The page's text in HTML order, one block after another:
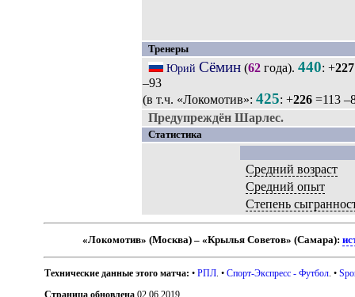
Тренеры
Юрий Сёмин(62года). 440: +227
–93
(в т.ч. «Локомотив»: 425: +226 =113
Предупреждён Шарлес.
Статистика
Средний возраст
Средний опыт
Степень
«Локомотив» (Москва) – «Крылья Советов» (Самара):
Технические данные этого матча: •РПЛ . •Спорт-Экспресс - Футбол . •
Страница обновлена 02.06.2019